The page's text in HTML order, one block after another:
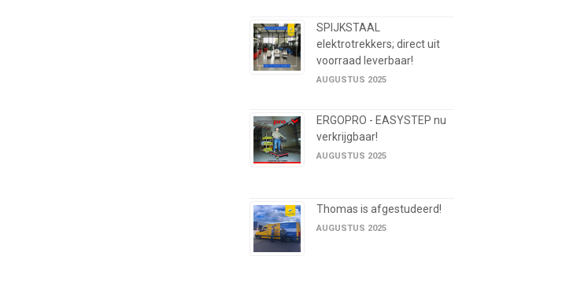
SPIJKSTAAL
elektrotrekkers; direct uit
voorraad leverbaar!
AUGUSTUS 2025
ERGOPRO - EASYSTEP nu
verkrijgbaar!
AUGUSTUS 2025
Thomas is afgestudeerd!
AUGUSTUS 2025